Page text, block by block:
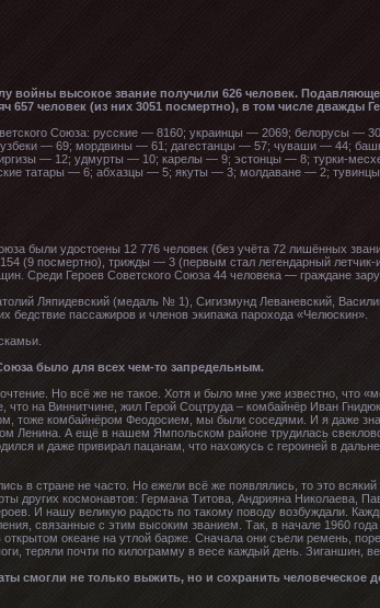
войны высокое звание получили 626 человек.
человек (из них 3051 посмертно), в том числе дважды
Союза: русские — 8160; украинцы — 2069; белорусы —
— 69; мордвины — 61; дагестанцы — 57; чуваши — 44;
— 12; удмурты — 10; карелы — 9; эстонцы — 8; турки-
татары — 6; абхазцы — 5; якуты — 3; молдаване — 2;
были удостоены 12 776 человек (без учёта 72 лишённых
(9 посмертно), трижды — 3 (первым стал легендарный
Среди Героев Советского Союза 44 человека — граждане
Ляпидевский (медаль № 1), Сигизмунд Леваневский,
пассажиров и членов экипажа парохода «Челюскин».
было для всех чем-то запредельным.
Но всё же не такое. Хотя и было мне уже известно, что
на Виннитчине, жил Герой Соцтруда – комбайнёр Иван
тоже комбайнёром Феодосием, мы были соседями. И я даже
Ленина. А ещё в нашем Ямпольском районе трудилась
и даже привирал пацанам, что нахожусь с героиней в
в стране не часто. Но ежели всё же появлялись, то это
других космонавтов: Германа Титова, Андрияна Николаева,
И нашу великую радость по такому поводу возбуждали.
связанные с этим высоким званием. Так, в начале 1960
океане на утлой барже. Сначала они съели ремень,
теряли почти по килограмму в весе каждый день. Зиганшин,
смогли не только выжить, но и сохранить человеческое